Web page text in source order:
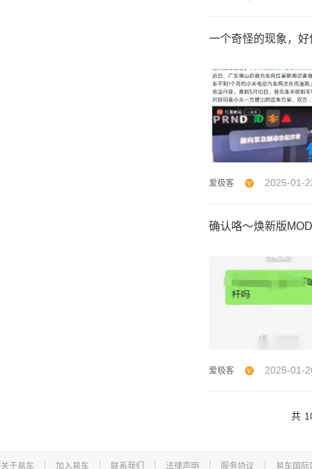
一个奇怪的现象，
爱极客 2025-01-
确认咯～焕新版
爱极客 2025-01-
共
关于易车 加入易车 联系我们 法律声明 服务协议 易车国际